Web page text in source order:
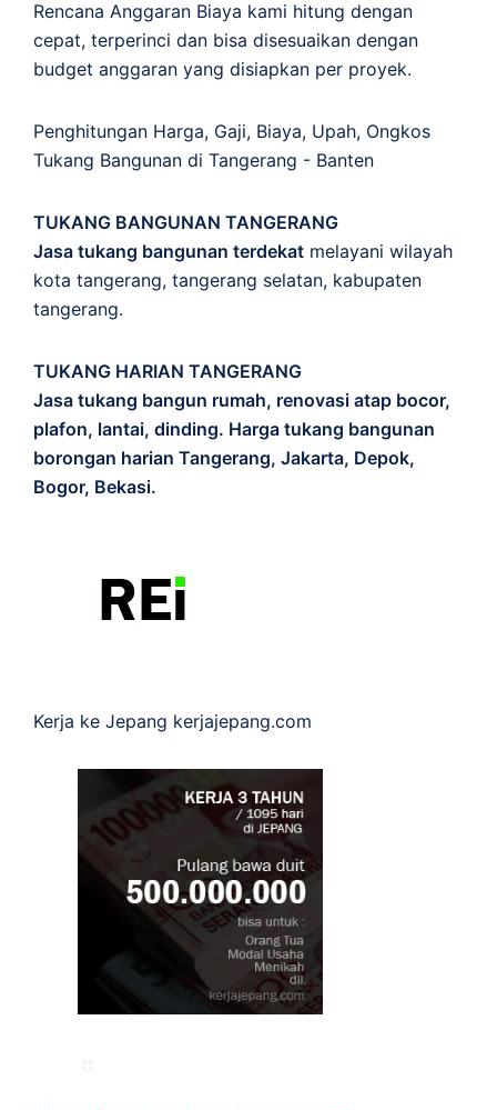
Rencana Anggaran Biaya kami hitung dengan
cepat, terperinci dan bisa disesuaikan dengan
budget anggaran yang disiapkan per proyek.
Penghitungan Harga, Gaji, Biaya, Upah, Ongkos
Tukang Bangunan di Tangerang - Banten
TUKANG BANGUNAN TANGERANG
Jasa tukang bangunan terdekat melayani wilayah
kota tangerang, tangerang selatan, kabupaten
tangerang.
TUKANG HARIAN TANGERANG
Jasa tukang bangun rumah, renovasi atap bocor,
plafon, lantai, dinding. Harga tukang bangunan
borongan harian Tangerang, Jakarta, Depok,
Bogor, Bekasi.
Kerja ke Jepang kerjajepang.com